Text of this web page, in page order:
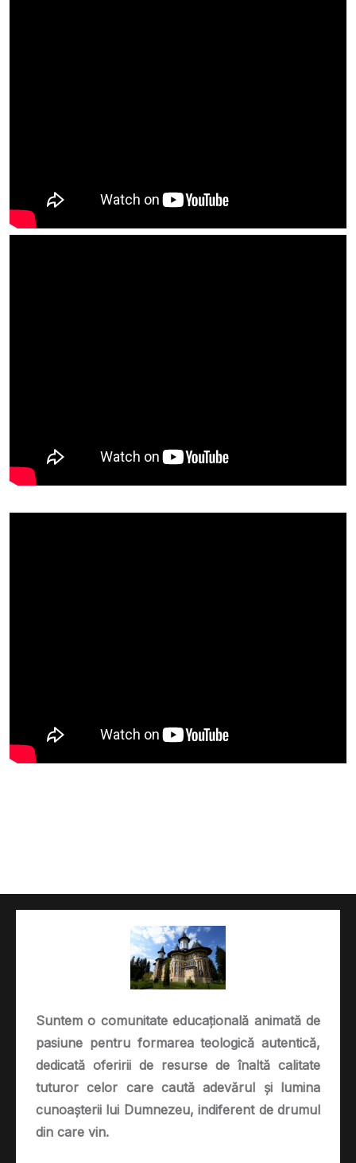
Suntem o comunitate educațională animată de
pasiune pentru formarea teologică autentică,
dedicată oferirii de resurse de înaltă calitate
tuturor celor care caută adevărul și lumina
cunoașterii lui Dumnezeu, indiferent de drumul
din care vin.